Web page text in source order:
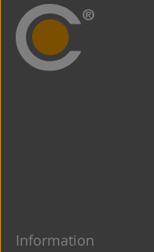
Information